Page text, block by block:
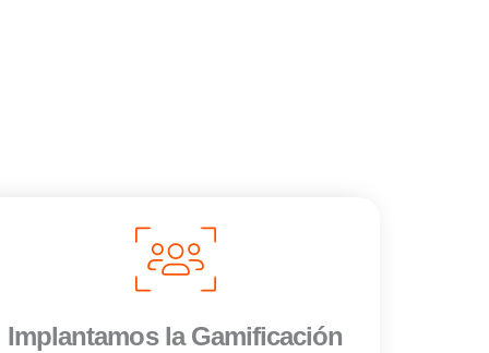
Implantamos la Gamificación